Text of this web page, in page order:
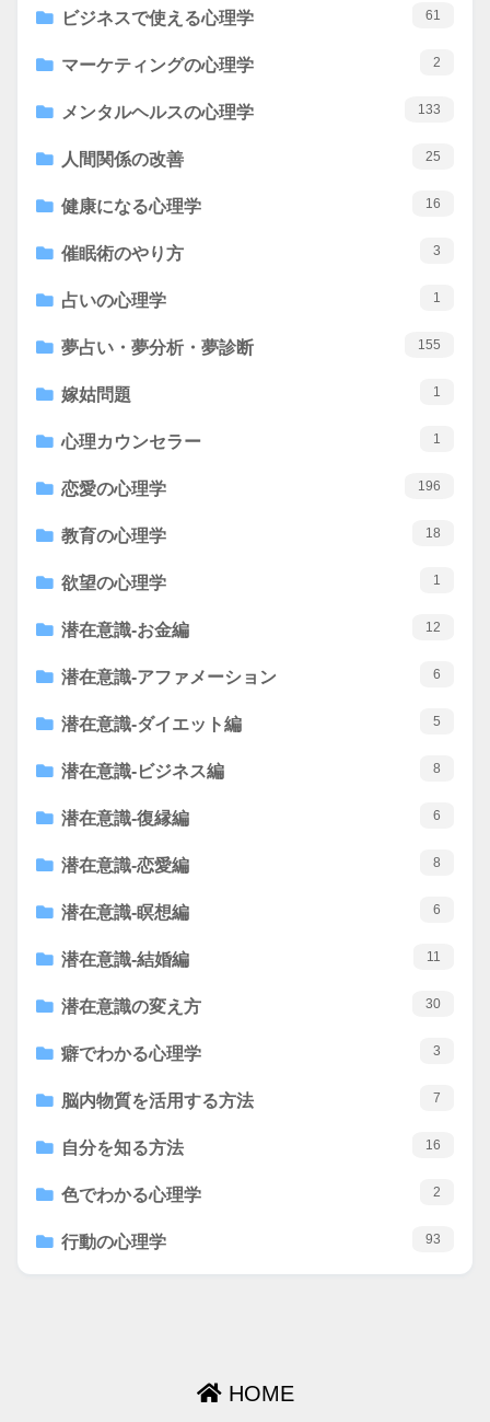
ビジネスで使える心理学 61
マーケティングの心理学 2
メンタルヘルスの心理学 133
人間関係の改善 25
健康になる心理学 16
催眠術のやり方 3
占いの心理学 1
夢占い・夢分析・夢診断 155
嫁姑問題 1
心理カウンセラー 1
恋愛の心理学 196
教育の心理学 18
欲望の心理学 1
潜在意識-お金編 12
潜在意識-アファメーション 6
潜在意識-ダイエット編 5
潜在意識-ビジネス編 8
潜在意識-復縁編 6
潜在意識-恋愛編 8
潜在意識-瞑想編 6
潜在意識-結婚編 11
潜在意識の変え方 30
癖でわかる心理学 3
脳内物質を活用する方法 7
自分を知る方法 16
色でわかる心理学 2
行動の心理学 93
HOME